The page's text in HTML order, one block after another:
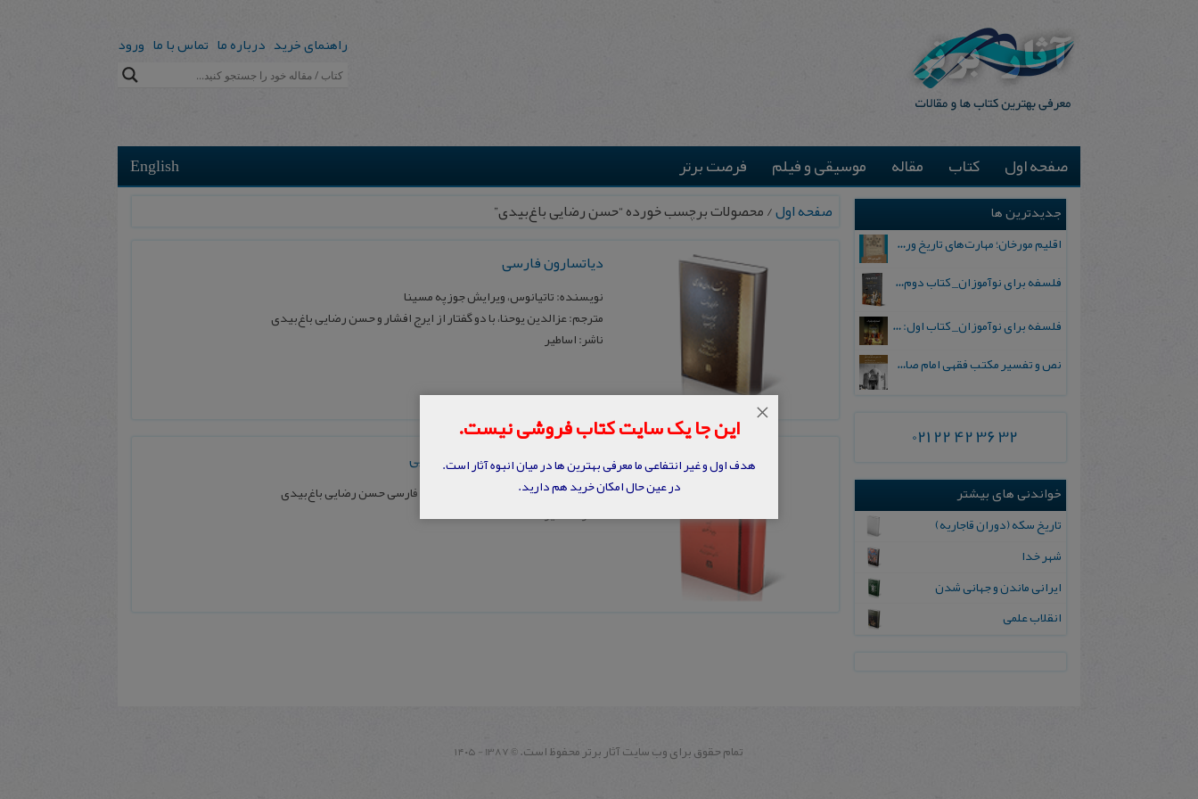
راهنمای خرید درباره ما تماس با ما ورود
English صفحه اول کتاب مقاله موسیقی و فیلم فرصت برتر
صفحه اول/ محصولات برچسب خورده “حسن رضایی باغ‌بیدی”
دیاتسارون فارسی
نویسنده: تاتیانوس، ویرایش جوزپه مسینا
مترجم: عزالدین یوحنا، با دو گفتار از ایرج افشار و حسن رضایی باغ‌بیدی
ناشر: اساطیر
دستور زبان و گزیده متون اوستایی
نویسنده: ویلیامز جكسون، با پیشگفتار فارسی حسن رضایی باغ‌‌بیدی
ناشر: اساطیر
جدیدترین ها
اقلیم مورخان؛ مهارت‌های تاریخ ورزی علمی
فلسفه برای نوآموزان_ کتاب دوم: پرسش درباره واقعیت و معرفت
فلسفه برای نوآموزان_ کتاب اول: تردید در باورهای رایج
نص و تفسیر مکتب فقهی امام صادق علیه السلام
021 22 42 36 32
خواندنی های بیشتر
ت‍اری‍خ‌ س‍ک‍ه‌ (دوران‌ ق‍اج‍اری‍ه‌)
شهر خدا
ایرانی ماندن و جهانی شدن
انقلاب علمی
این جا یک سایت کتاب فروشی نیست.
هدف اول و غیر انتفاعی ما معرفی بهترین ها در میان انبوه آثار است.
در عین حال امکان خرید هم دارید.
×
تمام حقوق برای وب سايت آثار برتر محفوظ است. ©